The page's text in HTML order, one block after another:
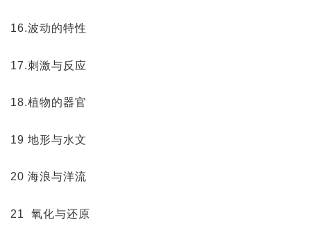
16.波动的特性
17.刺激与反应
18.植物的器官
19 地形与水文
20 海浪与洋流
21 氧化与还原